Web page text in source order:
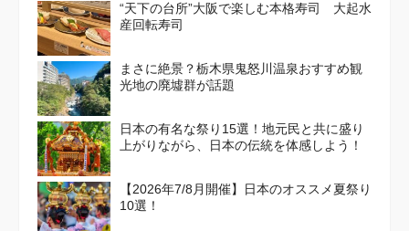
“天下の台所”大阪で楽しむ本格寿司 大起水
産回転寿司
まさに絶景？栃木県鬼怒川温泉おすすめ観
光地の廃墟群が話題
日本の有名な祭り15選！地元民と共に盛り
上がりながら、日本の伝統を体感しよう！
【2026年7/8月開催】日本のオススメ夏祭り
10選！